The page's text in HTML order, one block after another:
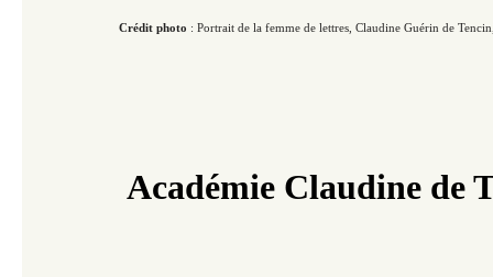
Crédit photo : Portrait de la femme de lettres, Claudine Guérin de
Académie Claudine de